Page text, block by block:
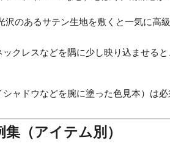
沢のあるサテン生地を敷くと一気に高級
クレスなどを隅に少し映り込ませる
ャドウなどを腕に塗った色見本）は
（アイテム別）